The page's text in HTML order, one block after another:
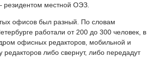
местной ОЭЗ.
офисов был разный. По словам
работали от 200 до 300 человек, в
офисных редакторов, мобильной и
либо свернут, либо передадут